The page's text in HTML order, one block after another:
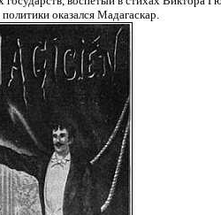
оказался Мадагаскар.